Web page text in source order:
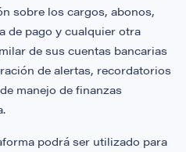
sobre los cargos, abonos,
de pago y cualquier otra
de sus cuentas bancarias
de alertas, recordatorios
manejo de finanzas
podrá ser utilizado para